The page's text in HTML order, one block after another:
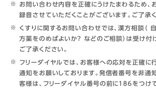
お問い合わせ内容を正確にうけたまわるため、
録音させていただくことがございます。ご了承く
くすりに関するお問い合わせでは、漢方相談（
方薬をのめばよいか？ などのご相談）は受け付
ご了承ください。
フリーダイヤルでは、お客様への応対を正確に
通知をお願いしております。発信者番号を非通
客様は、フリーダイヤル番号の前に186をつけ